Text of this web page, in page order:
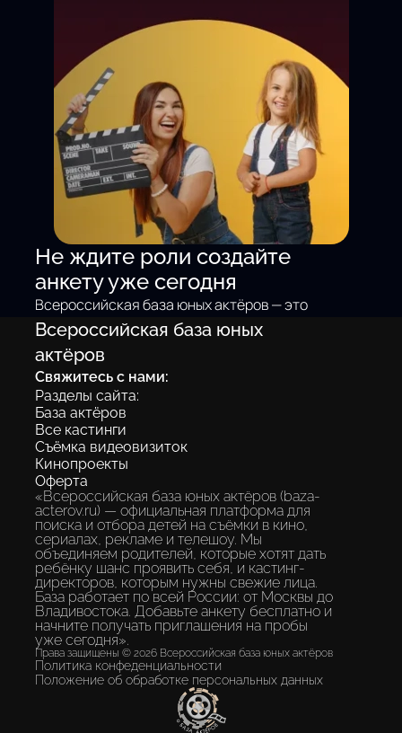
Не ждите роли создайте
анкету уже сегодня
Всероссийская база юных актёров — это
не просто доска объявлений. Это
экосистема, где каждый ребенок
получает шанс быть замеченным без
«знакомств» и протекций.
Всероссийская база юных
актёров
Свяжитесь с нами:
Разделы сайта:
База актёров
Все кастинги
Съёмка видеовизиток
Кинопроекты
Оферта
«Всероссийская база юных актёров (baza-
acterov.ru) — официальная платформа для
поиска и отбора детей на съёмки в кино,
сериалах, рекламе и телешоу. Мы
объединяем родителей, которые хотят дать
ребёнку шанс проявить себя, и кастинг-
директоров, которым нужны свежие лица.
База работает по всей России: от Москвы до
Владивостока. Добавьте анкету бесплатно и
начните получать приглашения на пробы
уже сегодня».
Права защищены © 2026 Всероссийская база юных актёров
Политика конфеденциальности
Положение об обработке персональных данных